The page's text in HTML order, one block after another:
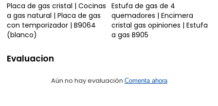
Placa de gas cristal | Cocinas
a gas natural | Placa de gas
con temporizador | B9064
(blanco)
Estufa de gas de 4
quemadores | Encimera
cristal gas opiniones | Estufa
a gas B905
Evaluacion
Aún no hay evaluación Comenta ahora